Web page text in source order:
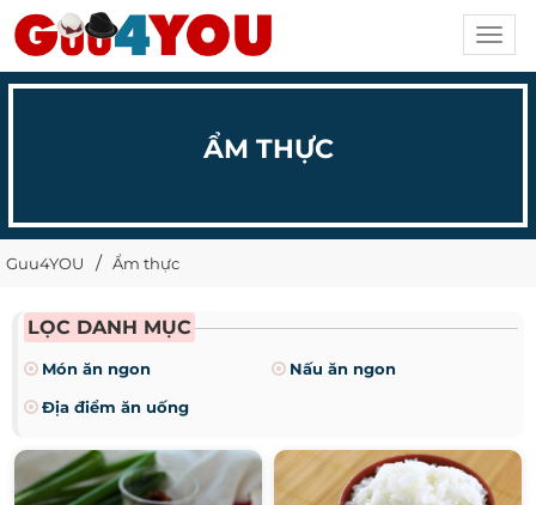
ẨM THỰC
Guu4YOU Ẩm thực
LỌC DANH MỤC
Món ăn ngon
Nấu ăn ngon
Địa điểm ăn uống